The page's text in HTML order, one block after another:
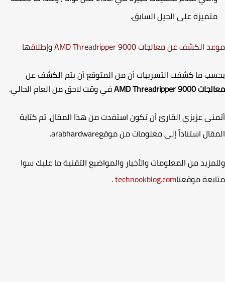
على الجيل السابق.
الكشف عن معالجاتAMD Threadripper 9000وإطلاقها
ما كشفت التسريبات أن من المتوقع أن يتم الكشف عن
AMD Threadripper 9000في وقت لاحق من العام الحالي.
عزيزي القارئ أن تكون استفدت من هذا المقال. تم كتابة
استناداً إلى معلومات من موقعarabhardware
.
من المعلومات والأخبار والمواضيع التقنية ما عليك سوا
موقعناtechnookblog.com
.